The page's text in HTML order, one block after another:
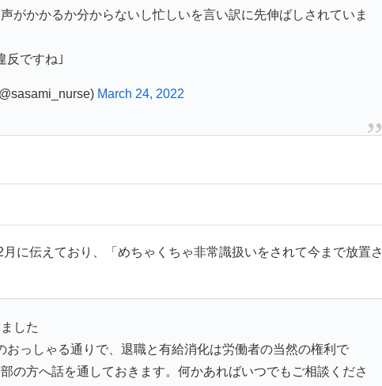
がかかるか分からないし忙しいを言い訳に先伸ばしされていま
反ですね｣
March 24, 2022
に伝えており、「めちゃくちゃ非常識扱いをされて今まで放置さ
した
おっしゃる通りで、退職と有給消化は労働者の当然の権利で
の方へ話を通しておきます。何かあればいつでもご相談くださ